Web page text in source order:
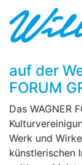
auf der
FORUM
Das WAGNER
Werk und
künstlerischen